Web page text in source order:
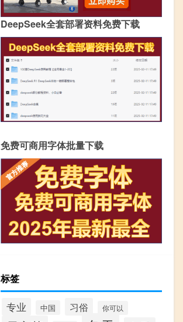
DeepSeek全套部署资料免费下载
免费可商用字体批量下载
标签
专业 中国 习俗 你可以